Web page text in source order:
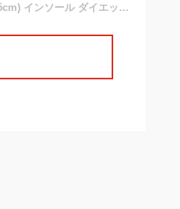
【公式】 体幹筋エクササイズインソール (22.0cm～ 27.5cm) インソール ダイエット ブラック レディース メンズ 疲れない 中敷き ダイエットインソール ツインボール おすすめ 極薄 送料無料 ゴルフ スポーツ 姿勢 矯正 O脚 下半身太り ソール